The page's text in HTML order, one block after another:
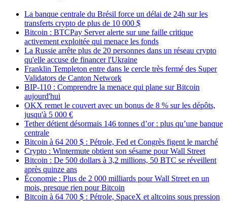
La banque centrale du Brésil force un délai de 24h sur les
transferts crypto de plus de 10 000 $
Bitcoin : BTCPay Server alerte sur une faille critique
activement exploitée qui menace les fonds
La Russie arrête plus de 20 personnes dans un réseau crypto
qu'elle accuse de financer l'Ukraine
Franklin Templeton entre dans le cercle très fermé des Super
Validators de Canton Network
BIP-110 : Comprendre la menace qui plane sur Bitcoin
aujourd'hui
OKX remet le couvert avec un bonus de 8 % sur les dépôts,
jusqu'à 5 000 €
Tether détient désormais 146 tonnes d’or : plus qu’une banque
centrale
Bitcoin à 64 200 $ : Pétrole, Fed et Congrès figent le marché
Crypto : Wintermute obtient son sésame pour Wall Street
Bitcoin : De 500 dollars à 3,2 millions, 50 BTC se réveillent
après quinze ans
Économie : Plus de 2 000 milliards pour Wall Street en un
mois, presque rien pour Bitcoin
Bitcoin à 64 700 $ : Pétrole, SpaceX et altcoins sous pression